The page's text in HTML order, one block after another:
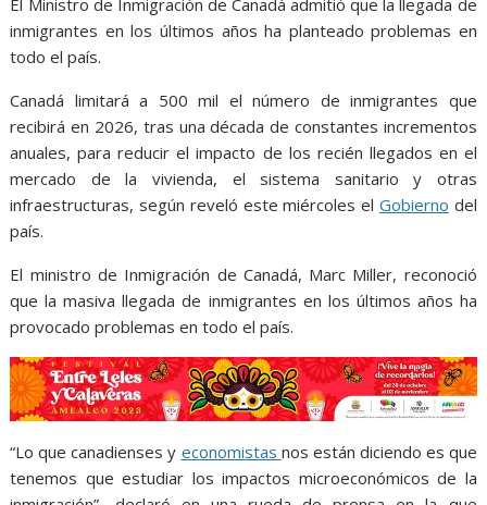
o
k
p
p
g
er
m
inmigrantes en los últimos años ha planteado problemas en
todo el país.
Canadá limitará a 500 mil el número de inmigrantes que
recibirá en 2026, tras una década de constantes incrementos
anuales, para reducir el impacto de los recién llegados en el
mercado de la vivienda, el sistema sanitario y otras
infraestructuras, según reveló este miércoles el Gobierno del
país.
El ministro de Inmigración de Canadá, Marc Miller, reconoció
que la masiva llegada de inmigrantes en los últimos años ha
provocado problemas en todo el país.
“Lo que canadienses y economistas nos están diciendo es que
tenemos que estudiar los impactos microeconómicos de la